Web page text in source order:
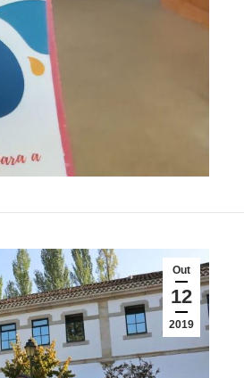
Out
12
2019